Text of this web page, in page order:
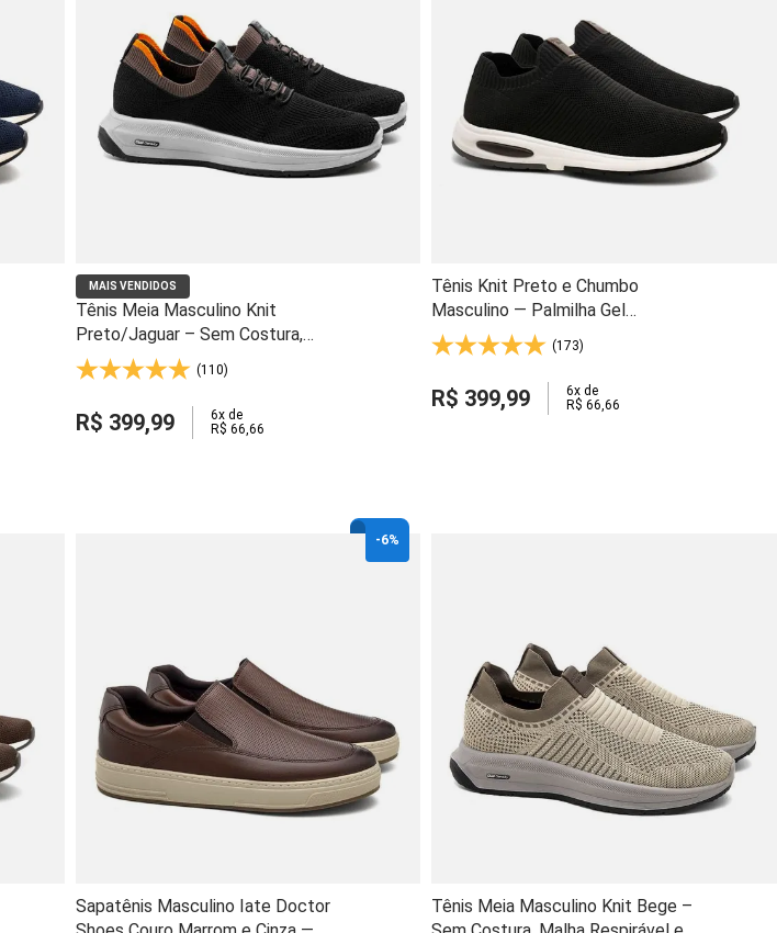
MAIS VENDIDOS
Tênis Meia Masculino Knit
Preto/Jaguar – Sem Costura,
Malha Respirável e Solado Gel
Light - 60810
(110)
R$ 399,99 6x de
R$ 66,66
Tênis Knit Preto e Chumbo
Masculino — Palmilha Gel
Memória, Slip-On e Solado Super
Leve - 59410
(173)
R$ 399,99 6x de
R$ 66,66
-6%
Sapatênis Masculino Iate Doctor
Tênis Meia Masculino Knit Bege –